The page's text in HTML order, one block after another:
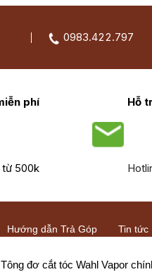
0983.422.797
phí Hỗ
từ 500k
Hướng dẫn Trả Góp Tin tức
Tông đơ cắt tóc Wahl Vapor